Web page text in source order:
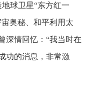
球卫星“东方红一
奥秘、和平利用太
深情回忆：“我当时在
功的消息，非常激